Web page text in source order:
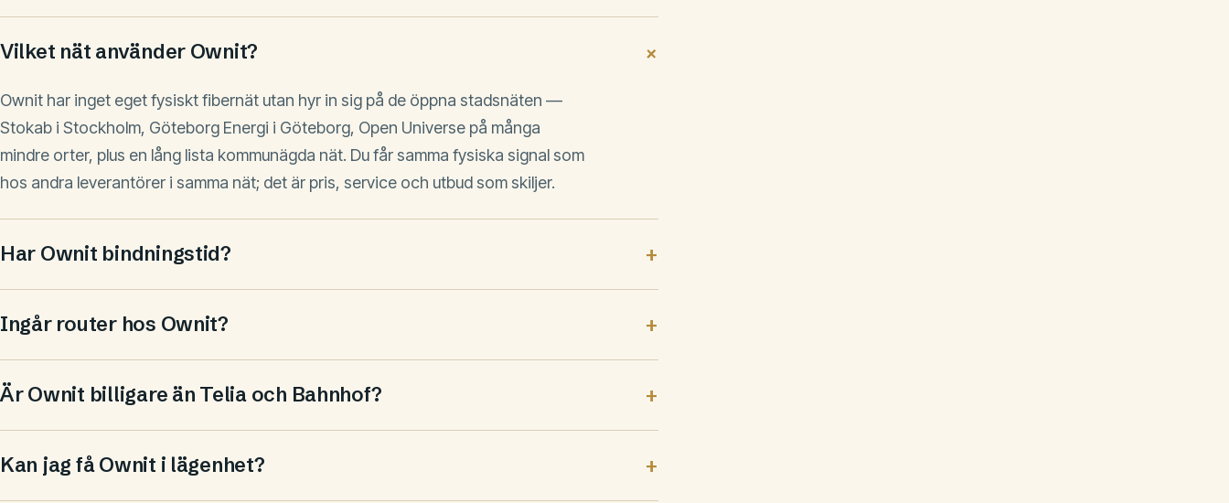
Vilket nät använder Ownit?
Ownit har inget eget fysiskt fibernät utan hyr in sig på de öppna stadsnäten —
Stokab i Stockholm, Göteborg Energi i Göteborg, Open Universe på många
mindre orter, plus en lång lista kommunägda nät. Du får samma fysiska signal som
hos andra leverantörer i samma nät; det är pris, service och utbud som skiljer.
Har Ownit bindningstid?
Ingår router hos Ownit?
Är Ownit billigare än Telia och Bahnhof?
Kan jag få Ownit i lägenhet?